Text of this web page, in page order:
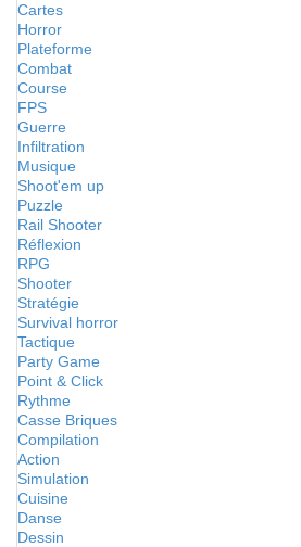
Cartes
Horror
Plateforme
Combat
Course
FPS
Guerre
Infiltration
Musique
Shoot'em up
Puzzle
Rail Shooter
Réflexion
RPG
Shooter
Stratégie
Survival horror
Tactique
Party Game
Point & Click
Rythme
Casse Briques
Compilation
Action
Simulation
Cuisine
Danse
Dessin